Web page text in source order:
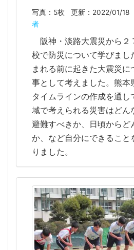
写真：5枚 更新：2022/01/18
者
阪神・淡路大震災から２
校で防災について学びまし
まれる前に起きた大震災に
事として考えました。熊本
タイムラインの作成を通し
域で考えられる災害はどん
避難すべきか、日頃からど
か、など自分にできること
りました。